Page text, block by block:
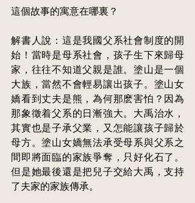
這個故事的寓意在哪裏？
解書人說：這是我國父系社會制度的開
始！當時是母系社會，孩子生下來歸母
家，往往不知道父親是誰。塗山是一個
大族，當然不會輕易讓出孩子。塗山女
嬌看到丈夫是熊，為何那麽害怕？因為
那象徵着父系的日漸強大。大禹治水，
其實也是子承父業，又怎能讓孩子歸於
母方。塗山女嬌無法承受母系與父系之
間即將面臨的家族爭奪，只好化石了。
但是她最後還是把兒子交給大禹，支持
了夫家的家族傳承。